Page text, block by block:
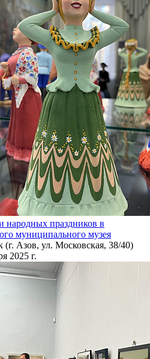
народных праздников в
муниципального музея
(г. Азов, ул. Московская, 38/40)
2025 г.